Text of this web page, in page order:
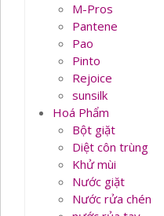
M-Pros
Pantene
Pao
Pinto
Rejoice
sunsilk
Hoá Phẩm
Bột giặt
Diệt côn trùng
Khử mùi
Nước giặt
Nước rửa chén